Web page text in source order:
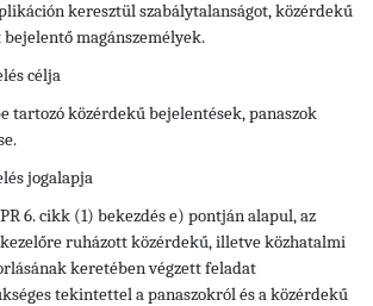
keresztül szabálytalanságot, közérdekű
magánszemélyek.
célja
tartozó közérdekű bejelentések, panaszok
jogalapja
6. cikk (1) bekezdés e) pontján alapul, az
ruházott közérdekű, illetve közhatalmi
keretében végzett feladat
tekintettel a panaszokról és a közérdekű